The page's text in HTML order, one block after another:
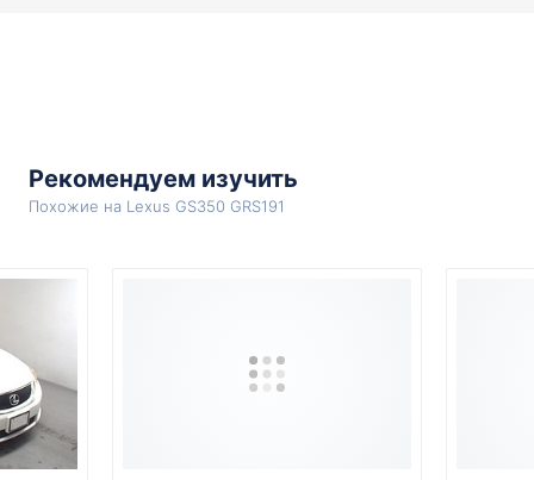
Рекомендуем изучить
Похожие на Lexus GS350 GRS191